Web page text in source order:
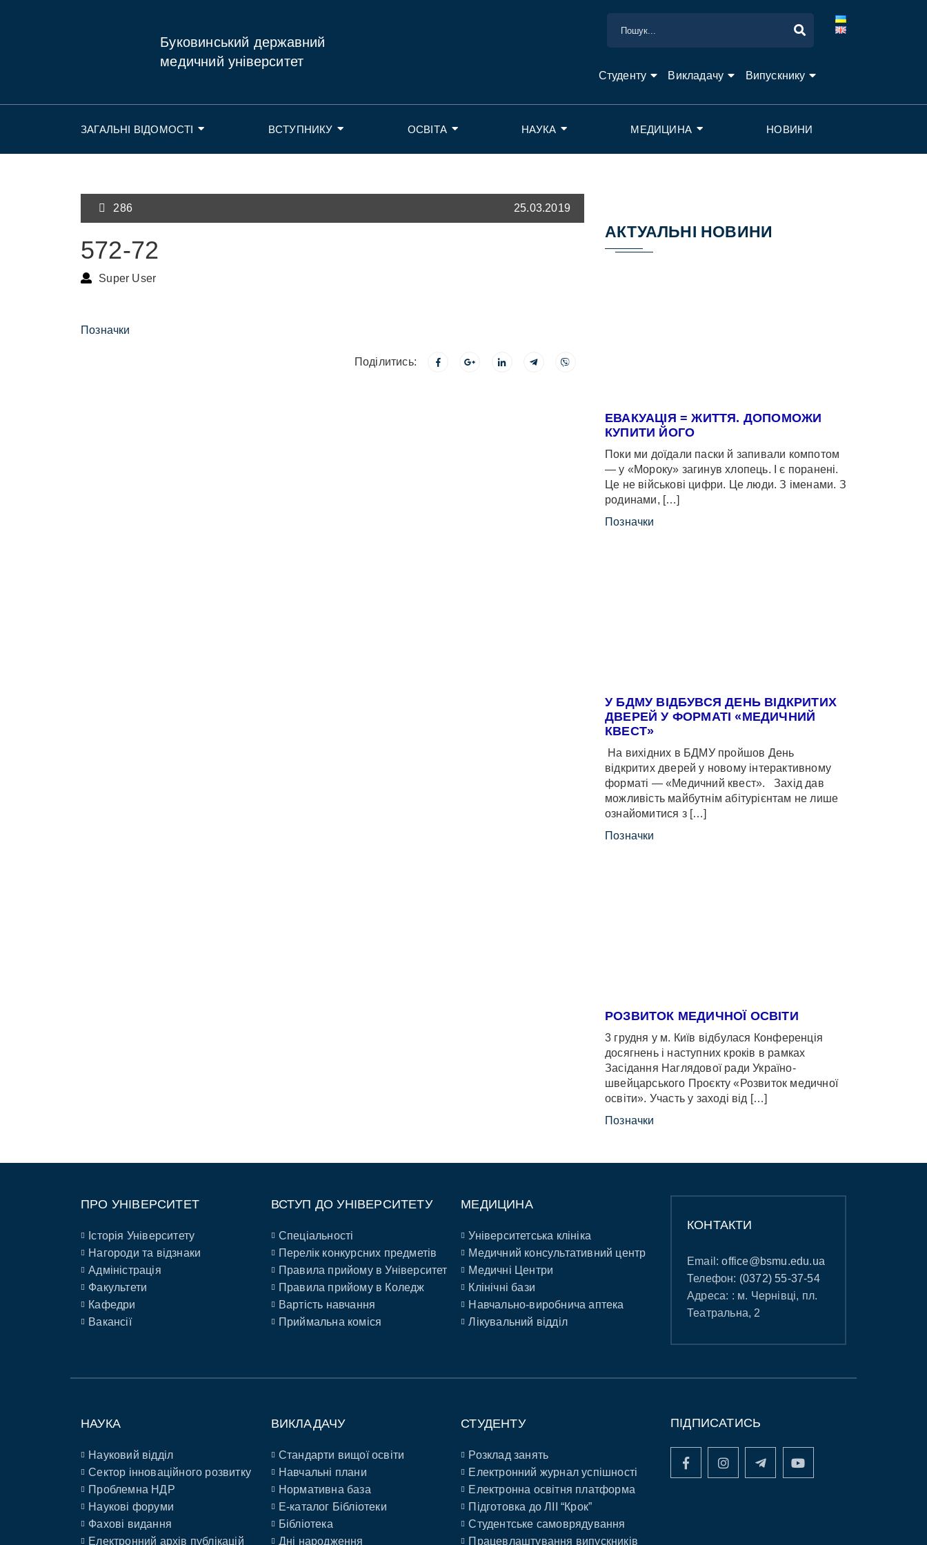
Буковинський державний
медичний університет
Студенту Викладачу Випускнику
ЗАГАЛЬНІ ВІДОМОСТІ ВСТУПНИКУ ОСВІТА НАУКА МЕДИЦИНА НОВИНИ
286 25.03.2019
572-72
Super User
Позначки
Поділитись:
АКТУАЛЬНІ НОВИНИ
ЕВАКУАЦІЯ = ЖИТТЯ. ДОПОМОЖИ
КУПИТИ ЙОГО
Поки ми доїдали паски й запивали компотом
— у «Мороку» загинув хлопець. І є поранені.
Це не військові цифри. Це люди. З іменами. З
родинами, […]
Позначки
У БДМУ ВІДБУВСЯ ДЕНЬ ВІДКРИТИХ
ДВЕРЕЙ У ФОРМАТІ «МЕДИЧНИЙ
КВЕСТ»
На вихідних в БДМУ пройшов День
відкритих дверей у новому інтерактивному
форматі — «Медичний квест». Захід дав
можливість майбутнім абітурієнтам не лише
ознайомитися з […]
Позначки
РОЗВИТОК МЕДИЧНОЇ ОСВІТИ
3 грудня у м. Київ відбулася Конференція
досягнень і наступних кроків в рамках
Засідання Наглядової ради Україно-
швейцарського Проєкту «Розвиток медичної
освіти». Участь у заході від […]
Позначки
ПРО УНІВЕРСИТЕТ
Історія Університету
Нагороди та відзнаки
Адміністрація
Факультети
Кафедри
Вакансії
ВСТУП ДО УНІВЕРСИТЕТУ
Спеціальності
Перелік конкурсних предметів
Правила прийому в Університет
Правила прийому в Коледж
Вартість навчання
Приймальна коміся
МЕДИЦИНА
Університетська клініка
Медичний консультативний центр
Медичні Центри
Клінічні бази
Навчально-виробнича аптека
Лікувальний відділ
КОНТАКТИ
Email:office@bsmu.edu.ua
Телефон: (0372) 55-37-54
Адреса: : м. Чернівці, пл.
Театральна, 2
НАУКА
Науковий відділ
Сектор інноваційного розвитку
Проблемна НДР
Наукові форуми
Фахові видання
Електронний архів публікацій
ВИКЛАДАЧУ
Стандарти вищої освіти
Навчальні плани
Нормативна база
E-каталог Бібліотеки
Бібліотека
Дні народження
СТУДЕНТУ
Розклад занять
Електронний журнал успішності
Електронна освітня платформа
Підготовка до ЛІІ “Крок”
Студентське самоврядування
Працевлаштування випускників
ПІДПИСАТИСЬ